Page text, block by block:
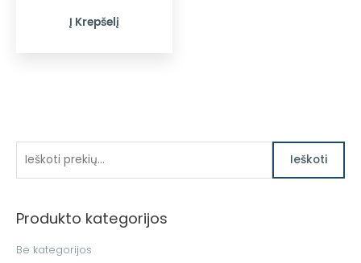
k
Ieškoti
Produkto kategorijos
Be kategorijos
Į Krepšelį